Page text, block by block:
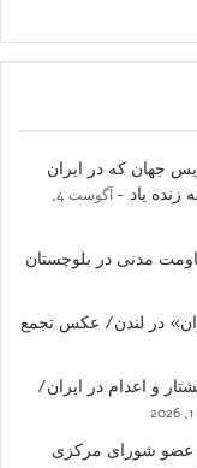
جهان که در ایران
زنده یاد
آگوست 4,
مدنی در بلوچستان
در لندن/ عکس تجمع
و اعدام در ایران/
عضو شورای مرکزی